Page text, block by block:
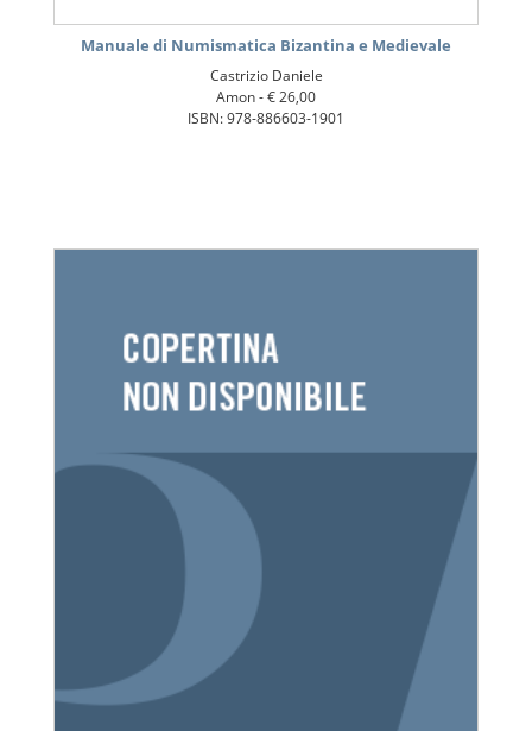
Manuale di Numismatica Bizantina e Medievale
Castrizio Daniele
Amon -€ 26,00
ISBN: 978-886603-1901